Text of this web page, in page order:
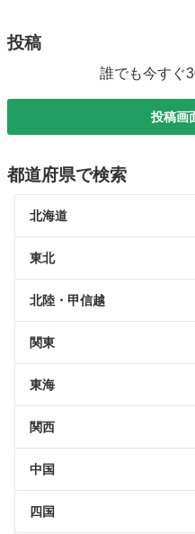
投稿
誰でも今すぐ
投稿画
都道府県で検索
北海道
東北
北陸・甲信越
関東
東海
関西
中国
四国